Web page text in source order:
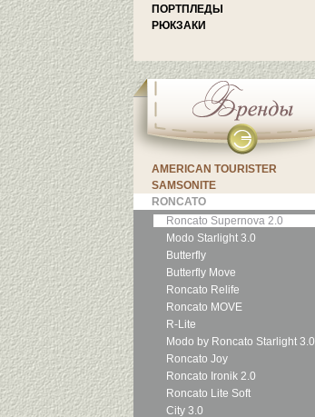
ПОРТПЛЕДЫ
РЮКЗАКИ
AMERICAN TOURISTER
SAMSONITE
RONCATO
Roncato Supernova 2.0
Modo Starlight 3.0
Butterfly
Butterfly Move
Roncato Relife
Roncato MOVE
R-Lite
Modo by Roncato Starlight 3.0
Roncato Joy
Roncato Ironik 2.0
Roncato Lite Soft
City 3.0